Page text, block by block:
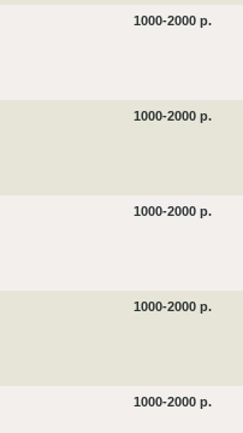
1000-2000 р.
1000-2000 р.
1000-2000 р.
1000-2000 р.
1000-2000 р.